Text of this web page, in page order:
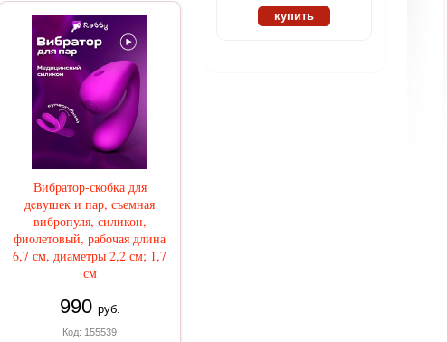
Вибратор-скобка для
дeвушек и пар, съемная
вибропуля, силикон,
фиолетовый, рабочая длина
6,7 см, диаметры 2,2 см; 1,7
см
990 руб.
Код: 155539
купить